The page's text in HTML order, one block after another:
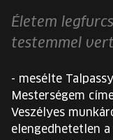
JEGYEK
KOSÁR
Életem
testemmel
- mesélte
Mesterségem
Veszélyes
elengedhetetlen